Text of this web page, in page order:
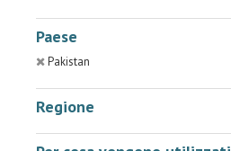
Paese
Pakistan
Regione